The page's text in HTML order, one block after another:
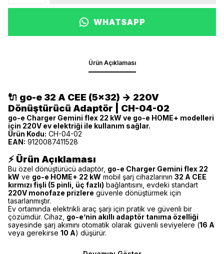
WHATSAPP
Ürün Açıklaması
🔌 go-e 32 A CEE (5x32) → 220V
Dönüştürücü Adaptör | CH-04-02
go-e Charger Gemini flex 22 kW ve go-e HOME+ modelleri
için 220V ev elektriği ile kullanım sağlar.
Ürün Kodu: CH-04-02
EAN: 9120087411528
⚡ Ürün Açıklaması
Bu özel dönüştürücü adaptör, go-e Charger Gemini flex 22
kW ve go-e HOME+ 22 kW mobil şarj cihazlarının 32 A CEE
kırmızı fişli (5 pinli, üç fazlı) bağlantısını, evdeki standart
220V monofaze prizlere güvenle dönüştürmek için
tasarlanmıştır.
Ev ortamında elektrikli araç şarjı için pratik ve güvenli bir
çözümdür. Cihaz, go-e’nin akıllı adaptör tanıma özelliği
sayesinde şarj akımını otomatik olarak güvenli seviyelere (16 A
veya gerekirse 10 A) düşürür.